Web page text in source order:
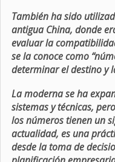
También ha sido
antigua China, donde
evaluar la
se la conoce como
determinar el destino y
La moderna se ha
sistemas y técnicas,
los números tienen un
actualidad, es una
desde la toma de